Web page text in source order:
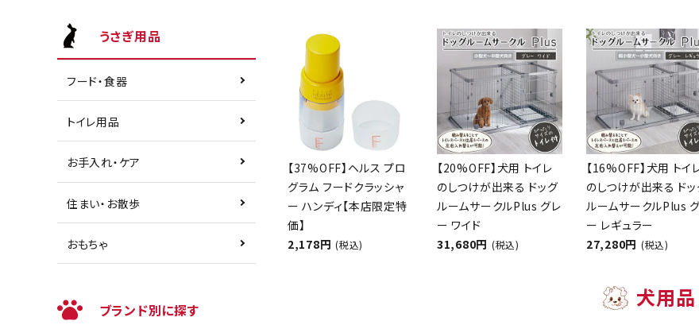
うさぎ用品
フード・食器
トイレ用品
お手入れ・ケア
住まい・お散歩
おもちゃ
ブランド別に探す
【37%OFF】ヘルス プロ
グラム フードクラッシャ
ー ハンディ【本店限定特
価】
2,178円 (税込)
【20%OFF】犬用 トイレ
のしつけが出来る ドッグ
ルームサークルPlus グレ
ー ワイド
31,680円 (税込)
【16%OFF】犬用 トイ
のしつけが出来る ド
ルームサークルPlus
ー レギュラー
27,280円 (税込)
犬用品